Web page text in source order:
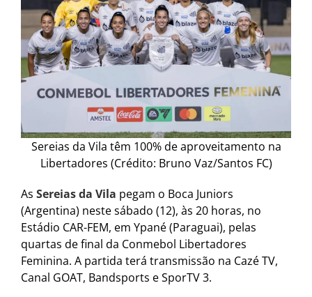
Sereias da Vila têm 100% de aproveitamento na
Libertadores (Crédito: Bruno Vaz/Santos FC)
As Sereias da Vila pegam o Boca Juniors
(Argentina) neste sábado (12), às 20 horas, no
Estádio CAR-FEM, em Ypané (Paraguai), pelas
quartas de final da Conmebol Libertadores
Feminina. A partida terá transmissão na Cazé TV,
Canal GOAT, Bandsports e SporTV 3.